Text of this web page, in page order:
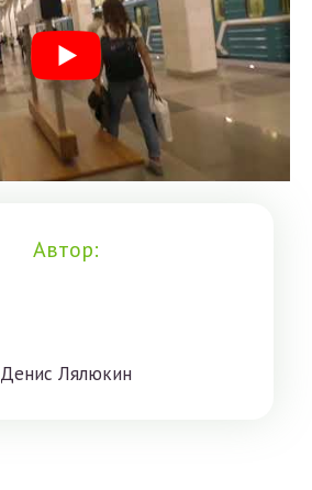
Автор:
Дeниc Лялюкин